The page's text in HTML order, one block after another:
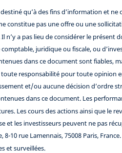
qu’à des fins d’information et
constitue pas une offre ou une
a pas lieu de considérer le présent
juridique ou fiscale, ou
dans ce document sont fiables,
toute responsabilité pour toute opinion
et/ou aucune décision d’ordre
dans ce document. Les
Les cours des actions ainsi que le
et les investisseurs peuvent ne pas
10 rue Lamennais, 75008 Paris,
et surveillées.